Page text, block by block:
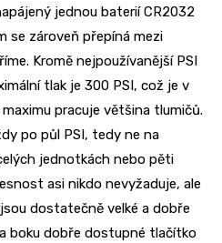
jednou baterií CR2032
se zároveň přepíná mezi
Kromě nejpoužívanější PSI
tlak je 300 PSI, což je v
pracuje většina tlumičů.
po půl PSI, tedy ne na
jednotkách nebo pěti
asi nikdo nevyžaduje, ale
dostatečně velké a dobře
boku dobře dostupné tlačítko